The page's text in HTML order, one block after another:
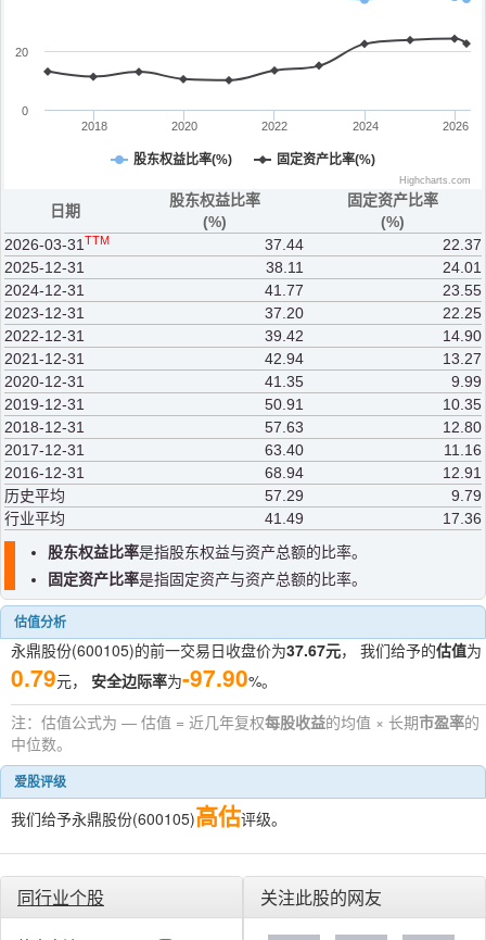
股东权益比率(%) 固定资产比率(%)
2018 2020 2022 2024 2026
0
20
Highcharts.com
日期
股东权益比率
(%)
固定资产比率
(%)
2026-03-31 TTM 37.44
22.37
2025-12-31
38.11
24.01
2024-12-31
41.77
23.55
2023-12-31
37.20
22.25
2022-12-31
39.42
14.90
2021-12-31
42.94
13.27
2020-12-31
41.35
9.99
2019-12-31
50.91
10.35
2018-12-31
57.63
12.80
2017-12-31
63.40
11.16
2016-12-31
68.94
12.91
历史平均
57.29
9.79
行业平均
41.49
17.36
股东权益比率是指股东权益与资产总额的比率。
固定资产比率是指固定资产与资产总额的比率。
估值分析
永鼎股份(600105)的前一交易日收盘价为37.67元， 我们给予的估值为
0.79元， 安全边际率为-97.90%。
注：估值公式为 — 估值 = 近几年复权每股收益的均值 × 长期市盈率的
中位数。
爱股评级
我们给予永鼎股份(600105)高估评级。
同行业个股 关注此股的网友